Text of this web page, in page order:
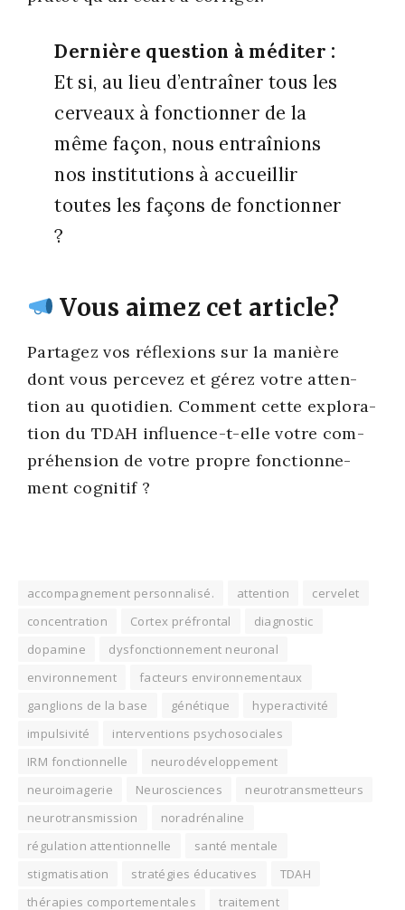
Der­nière ques­tion à médi­ter :
Et si, au lieu d’entraîner tous les
cer­veaux à fonc­tion­ner de la
même façon, nous entraî­nions
nos ins­ti­tu­tions à accueillir
toutes les façons de fonc­tion­ner
?
Vous aimez cet article?
Par­ta­gez vos réflexions sur la manière
dont vous per­ce­vez et gérez votre atten­
tion au quo­ti­dien. Com­ment cette explo­ra­
tion du TDAH influence-t-elle votre com­
pré­hen­sion de votre propre fonc­tion­ne­
ment cog­ni­tif ?
accompagnement personnalisé. attention
cervelet
concentration
Cortex préfrontal
diagnostic
dopamine
dysfonctionnement neuronal
environnement
facteurs environnementaux
ganglions de la base
génétique
hyperactivité
impulsivité
interventions psychosociales
IRM fonctionnelle
neurodéveloppement
neuroimagerie
Neurosciences
neurotransmetteurs
neurotransmission
noradrénaline
régulation attentionnelle
santé mentale
stigmatisation
stratégies éducatives
TDAH
thérapies comportementales
traitement